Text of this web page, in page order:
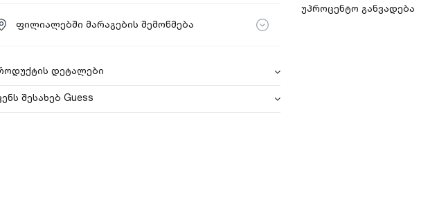
ფილიალებში მარაგების შემოწმება
დეტალები
შესახებ Guess
უპროცენტო განვადება